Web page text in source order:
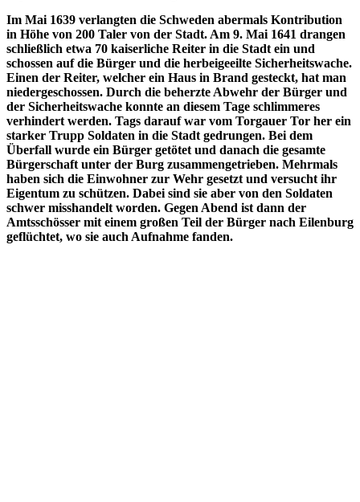
Im Mai 1639 verlangten die Schweden abermals Kontribution
in Höhe von 200 Taler von der Stadt. Am 9. Mai 1641 drangen
schließlich etwa 70 kaiserliche Reiter in die Stadt ein und
schossen auf die Bürger und die herbeigeeilte Sicherheitswache.
Einen der Reiter, welcher ein Haus in Brand gesteckt, hat man
niedergeschossen. Durch die beherzte Abwehr der Bürger und
der Sicherheitswache konnte an diesem Tage schlimmeres
verhindert werden. Tags darauf war vom Torgauer Tor her ein
starker Trupp Soldaten in die Stadt gedrungen. Bei dem
Überfall wurde ein Bürger getötet und danach die gesamte
Bürgerschaft unter der Burg zusammengetrieben. Mehrmals
haben sich die Einwohner zur Wehr gesetzt und versucht ihr
Eigentum zu schützen. Dabei sind sie aber von den Soldaten
schwer misshandelt worden. Gegen Abend ist dann der
Amtsschösser mit einem großen Teil der Bürger nach Eilenburg
geflüchtet, wo sie auch Aufnahme fanden.